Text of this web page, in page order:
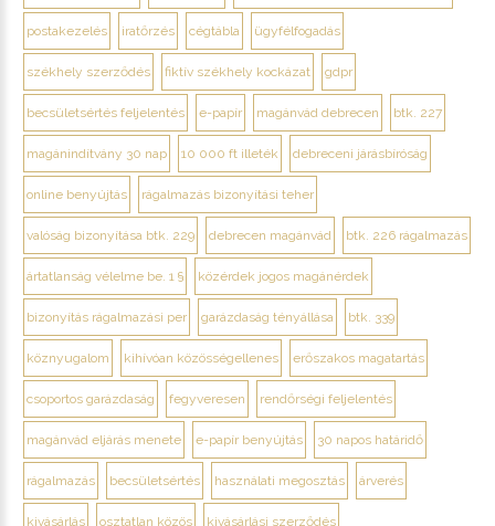
postakezelés iratőrzés cégtábla ügyfélfogadás
székhely szerződés fiktív székhely kockázat gdpr
becsületsértés feljelentés e-papír magánvád debrecen btk. 227
magánindítvány 30 nap 10 000 ft illeték debreceni járásbíróság
online benyújtás rágalmazás bizonyítási teher
valóság bizonyítása btk. 229 debrecen magánvád btk. 226 rágalmazás
ártatlanság vélelme be. 1 § közérdek jogos magánérdek
bizonyítás rágalmazási per garázdaság tényállása btk. 339
köznyugalom kihívóan közösségellenes erőszakos magatartás
csoportos garázdaság fegyveresen rendőrségi feljelentés
magánvád eljárás menete e-papír benyújtás 30 napos határidő
rágalmazás becsületsértés használati megosztás árverés
kivásárlás osztatlan közös kivásárlási szerződés